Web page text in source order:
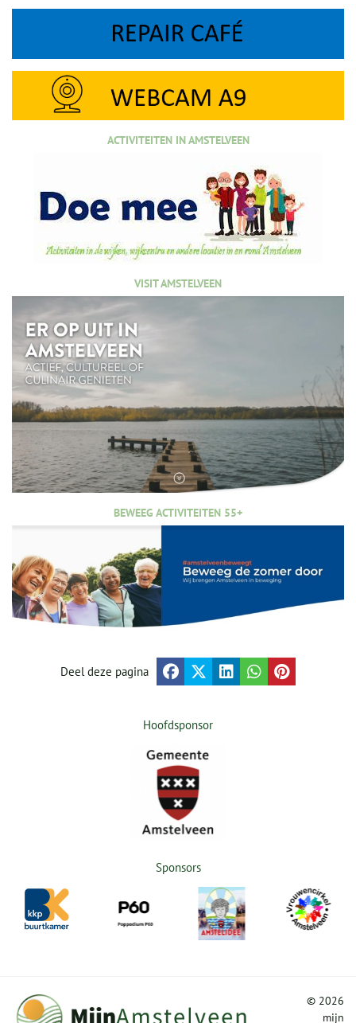
ACTIVITEITEN IN AMSTELVEEN
VISIT AMSTELVEEN
BEWEEG ACTIVITEITEN 55+
Deel deze pagina
Hoofdsponsor
Sponsors
© 2026
mijn